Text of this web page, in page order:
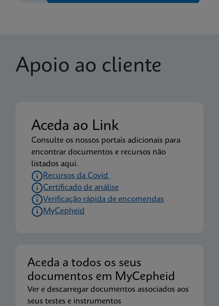
Apoio ao cliente
Aceda ao Link
Consulte os nossos portais adicionais para
encontrar documentos e recursos não
listados aqui.
Recursos da Covid
Certificado de análise
Verificação rápida de encomendas
MyCepheid
Aceda a todos os seus
documentos em MyCepheid
Ver e descarregar documentos associados aos
seus testes e instrumentos